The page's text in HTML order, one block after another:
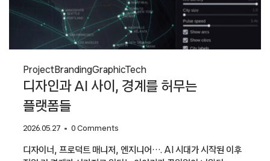
ProjectBrandingGraphicTech
디자인과 AI 사이, 경계를 허무는
플랫폼들
2026.05.27 0 Comments
디자이너, 프로덕트 매니저, 엔지니어…. AI 시대가 시작된 이후